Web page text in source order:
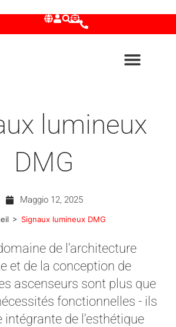
lumineux
DMG
Maggio 12, 2025
> Signaux lumineux DMG
de l'architecture
et de la conception de
ascenseurs sont plus que
fonctionnelles - ils
intégrante de l'esthétique